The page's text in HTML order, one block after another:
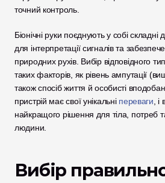
точний контроль.
Біонічні руки поєднують у собі складні
для інтерпретації сигналів та
природних рухів. Вибір відповідного
таких факторів, як рівень ампутації
також спосіб життя й особисті
пристрій має свої унікальні переваги ,
найкращого рішення для тіла, потреб
людини.
Вибір